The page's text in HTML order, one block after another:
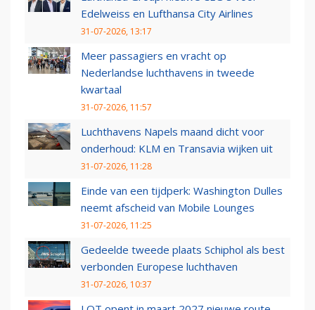
Edelweiss en Lufthansa City Airlines
31-07-2026, 13:17
Meer passagiers en vracht op
Nederlandse luchthavens in tweede
kwartaal
31-07-2026, 11:57
Luchthavens Napels maand dicht voor
onderhoud: KLM en Transavia wijken uit
31-07-2026, 11:28
Einde van een tijdperk: Washington Dulles
neemt afscheid van Mobile Lounges
31-07-2026, 11:25
Gedeelde tweede plaats Schiphol als best
verbonden Europese luchthaven
31-07-2026, 10:37